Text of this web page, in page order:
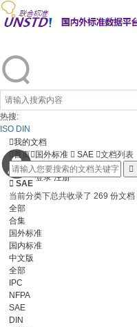
热搜:
ISO DIN
登录 注册
我的文档
首页 国外标准  SAE 文档列表

 SAE
当前分类下总共收录了 269 份文档
全部
合集
国外标准
国内标准
中文版
全部
IPC
NFPA
SAE
DIN